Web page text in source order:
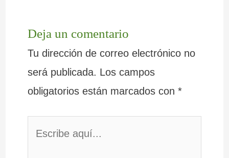
Deja un comentario
Tu dirección de correo electrónico no
será publicada. Los campos
obligatorios están marcados con *